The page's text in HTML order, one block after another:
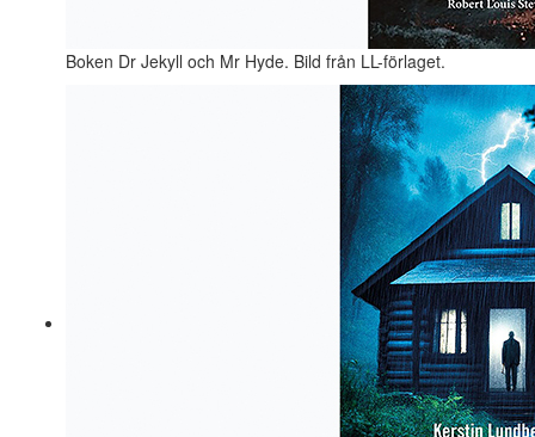
Boken Dr Jekyll och Mr Hyde. Bild från LL-förlaget.